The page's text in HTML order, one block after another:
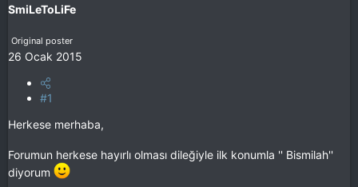
SmiLeToLiFe
Original poster
26 Ocak 2015
#1
Herkese merhaba,
Forumun herkese hayırlı olması dileğiyle ilk konumla '' Bismilah''
diyorum